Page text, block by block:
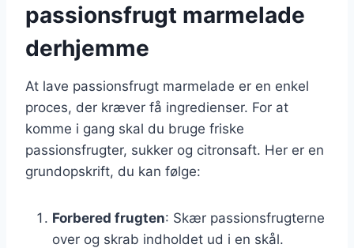
passionsfrugt marmelade
derhjemme
At lave passionsfrugt marmelade er en enkel
proces, der kræver få ingredienser. For at
komme i gang skal du bruge friske
passionsfrugter, sukker og citronsaft. Her er en
grundopskrift, du kan følge:
Forbered frugten: Skær passionsfrugterne
over og skrab indholdet ud i en skål.